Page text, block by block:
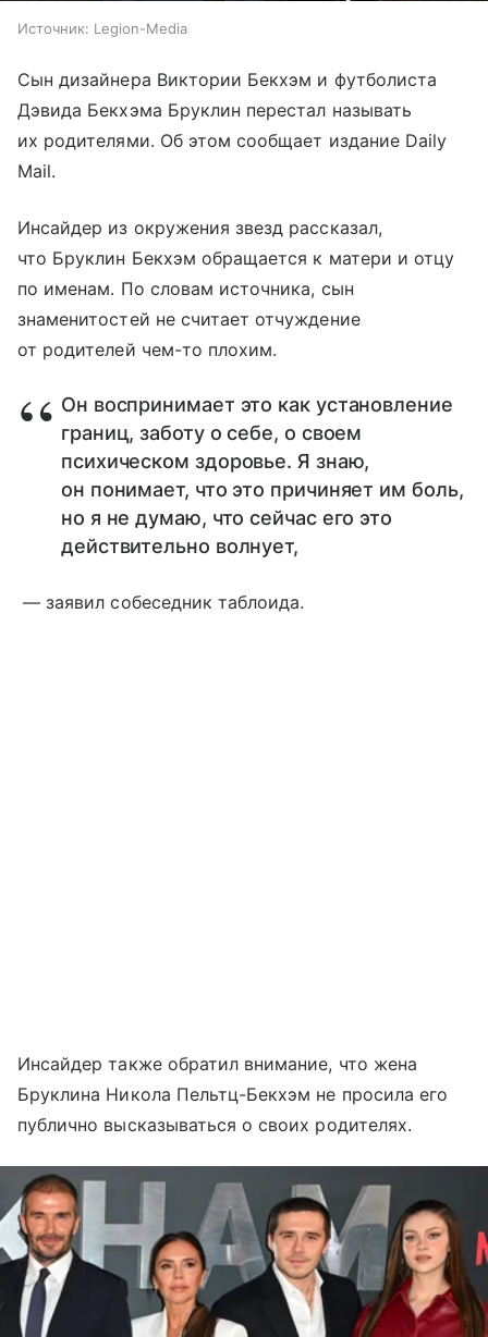
Источник: Legion-Media
Сын дизайнера Виктории Бекхэм и футболиста
Дэвида Бекхэма Бруклин перестал называть
их родителями. Об этом сообщает издание Daily
Mail.
Инсайдер из окружения звезд рассказал,
что Бруклин Бекхэм обращается к матери и отцу
по именам. По словам источника, сын
знаменитостей не считает отчуждение
от родителей чем-то плохим.
Он воспринимает это как установление
границ, заботу о себе, о своем
психическом здоровье. Я знаю,
он понимает, что это причиняет им боль,
но я не думаю, что сейчас его это
действительно волнует,
— заявил собеседник таблоида.
Инсайдер также обратил внимание, что жена
Бруклина Никола Пельтц-Бекхэм не просила его
публично высказываться о своих родителях.